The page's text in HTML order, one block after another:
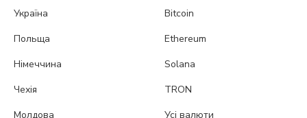
Україна
Польща
Німеччина
Чехія
Молдова
Bitcoin
Ethereum
Solana
TRON
Усі валюти